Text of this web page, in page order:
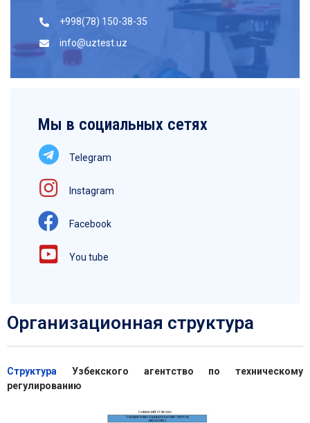
+998(78) 150-38-35
info@uztest.uz
Мы в социальных сетях
Telegram
Instagram
Facebook
You tube
Организационная структура
Структура Узбекского агентство по техническому
регулированию